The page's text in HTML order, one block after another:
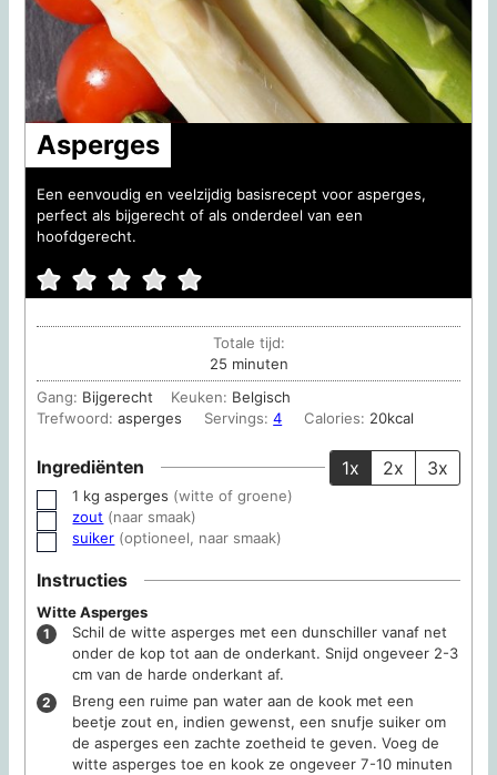
Asperges
Een eenvoudig en veelzijdig basisrecept voor asperges,
perfect als bijgerecht of als onderdeel van een
hoofdgerecht.
Totale tijd:
25minuten
minuten
Gang: Bijgerecht Keuken: Belgisch
Trefwoord:asperges Servings:4 Calories: 20kcal
Ingrediënten 1x 2x 3x
▢
1 kgasperges (witte of groene)
▢
zout (naar smaak)
▢
suiker (optioneel, naar smaak)
Instructies
Witte Asperges
Schil de witte asperges met een dunschiller vanaf net
onder de kop tot aan de onderkant. Snijd ongeveer 2-3
cm van de harde onderkant af.
Breng een ruime pan water aan de kook met een
beetje zout en, indien gewenst, een snufje suiker om
de asperges een zachte zoetheid te geven. Voeg de
witte asperges toe en kook ze ongeveer 7-10 minuten